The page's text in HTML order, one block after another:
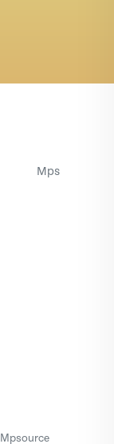
Mps
Mpsource